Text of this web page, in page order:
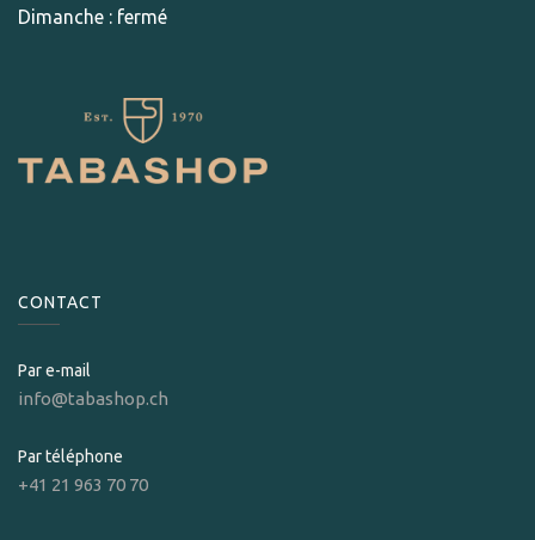
Dimanche : fermé
CONTACT
Par e-mail
info@tabashop.ch
Par téléphone
+41 21 963 70 70